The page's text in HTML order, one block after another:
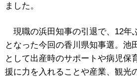
ました。
現職の浜田知事の引退で、12年
となった今回の香川県知事選。池
として出産時のサポートや病児保
援に力を入れることや産業、観光